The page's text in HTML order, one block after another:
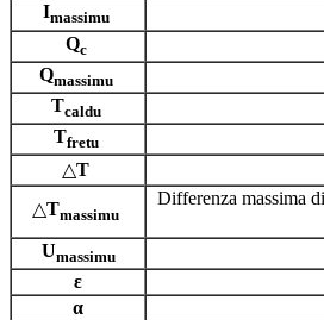
Imassimu
Qc
Qmassimu
Tcaldu
Tfretu
△T
△Tmassimu
Differenza massima
Umassimu
ε
α